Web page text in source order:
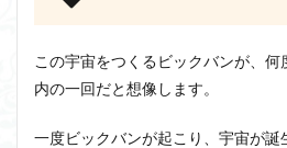
この宇宙をつくるビックバンが、
内の一回だと想像します。
一度ビックバンが起こり、宇宙が誕